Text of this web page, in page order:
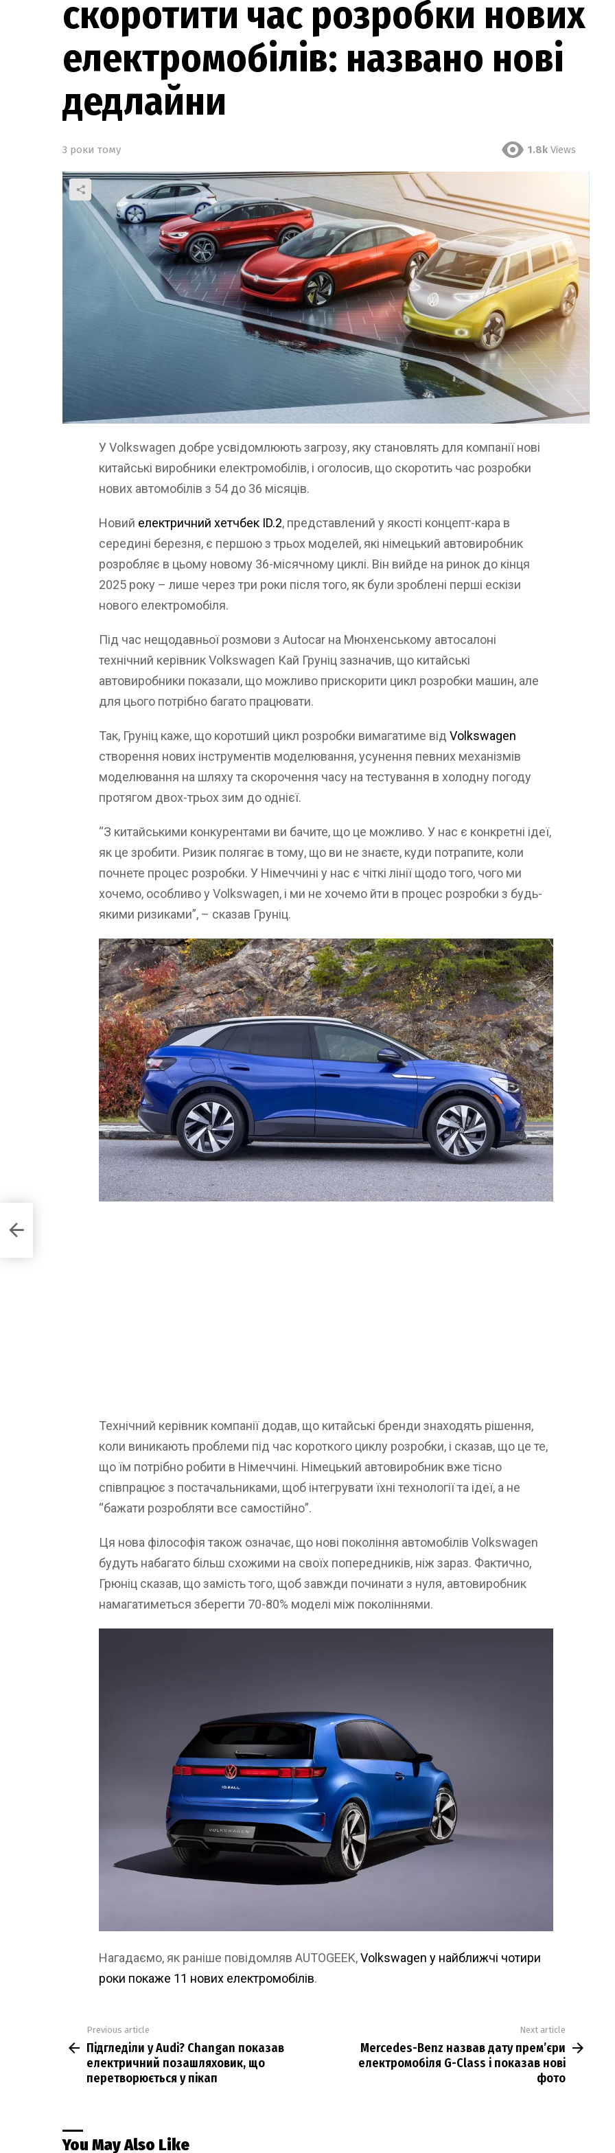
скоротити час розробки нових
електромобілів: названо нові
дедлайни
3 роки тому 1.8k Views
У Volkswagen добре усвідомлюють загрозу, яку становлять для компанії нові
китайські виробники електромобілів, і оголосив, що скоротить час розробки
нових автомобілів з 54 до 36 місяців.
Новий електричний хетчбек ID.2, представлений у якості концепт-кара в
середині березня, є першою з трьох моделей, які німецький автовиробник
розробляє в цьому новому 36-місячному циклі. Він вийде на ринок до кінця
2025 року – лише через три роки після того, як були зроблені перші ескізи
нового електромобіля.
Під час нещодавньої розмови з Autocar на Мюнхенському автосалоні
технічний керівник Volkswagen Кай Груніц зазначив, що китайські
автовиробники показали, що можливо прискорити цикл розробки машин, але
для цього потрібно багато працювати.
Так, Груніц каже, що коротший цикл розробки вимагатиме від Volkswagen
створення нових інструментів моделювання, усунення певних механізмів
моделювання на шляху та скорочення часу на тестування в холодну погоду
протягом двох-трьох зим до однієї.
“З китайськими конкурентами ви бачите, що це можливо. У нас є конкретні ідеї,
як це зробити. Ризик полягає в тому, що ви не знаєте, куди потрапите, коли
почнете процес розробки. У Німеччині у нас є чіткі лінії щодо того, чого ми
хочемо, особливо у Volkswagen, і ми не хочемо йти в процес розробки з будь-
якими ризиками”, – сказав Груніц.
Технічний керівник компанії додав, що китайські бренди знаходять рішення,
коли виникають проблеми під час короткого циклу розробки, і сказав, що це те,
що їм потрібно робити в Німеччині. Німецький автовиробник вже тісно
співпрацює з постачальниками, щоб інтегрувати їхні технології та ідеї, а не
“бажати розробляти все самостійно”.
Ця нова філософія також означає, що нові покоління автомобілів Volkswagen
будуть набагато більш схожими на своїх попередників, ніж зараз. Фактично,
Грюніц сказав, що замість того, щоб завжди починати з нуля, автовиробник
намагатиметься зберегти 70-80% моделі між поколіннями.
Нагадаємо, як раніше повідомляв AUTOGEEK,Volkswagen у найближчі чотири
роки покаже 11 нових електромобілів.
more
Previous article
Підгледіли у Audi? Changan показав
електричний позашляховик, що
перетворюється у пікап
Next article
Mercedes-Benz назвав дату прем’єри
електромобіля G-Class і показав нові
фото
You May Also Like